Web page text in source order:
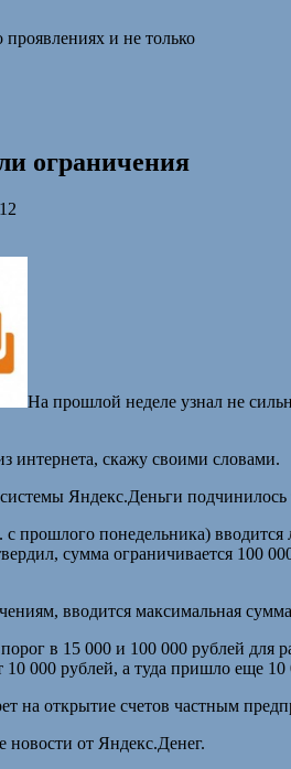
проявлениях и не только
ограничения
На прошлой неделе узнал не
интернета, скажу своими словами.
Яндекс.Деньги
с прошлого понедельника)
сумма ограничивается 100
вводится максимальная
в 15 000 и 100 000 рублей для
000 рублей, а туда пришло еще 10
на открытие счетов частным
новости от Яндекс.Денег.